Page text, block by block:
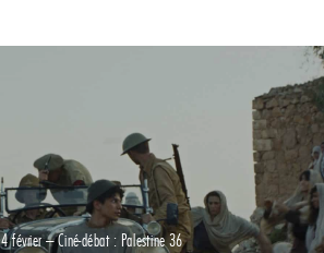
4 février – Ciné-débat : Palestine 36